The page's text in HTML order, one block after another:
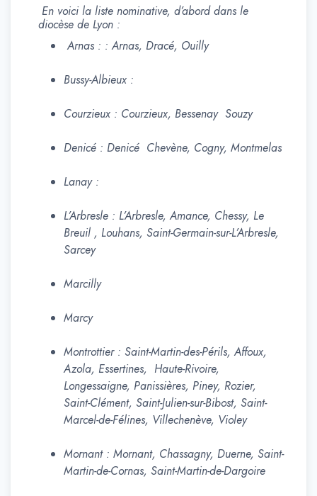
En voici la liste nominative, d’abord dans le
diocèse de Lyon :
Arnas : : Arnas, Dracé, Ouilly
Bussy-Albieux :
Courzieux : Courzieux, Bessenay Souzy
Denicé : Denicé Chevène, Cogny, Montmelas
Lanay :
L’Arbresle : L’Arbresle, Amance, Chessy, Le
Breuil , Louhans, Saint-Germain-sur-L’Arbresle,
Sarcey
Marcilly
Marcy
Montrottier : Saint-Martin-des-Périls, Affoux,
Azola, Essertines, Haute-Rivoire,
Longessaigne, Panissières, Piney, Rozier,
Saint-Clément, Saint-Julien-sur-Bibost, Saint-
Marcel-de-Félines, Villechenève, Violey
Mornant : Mornant, Chassagny, Duerne, Saint-
Martin-de-Cornas, Saint-Martin-de-Dargoire